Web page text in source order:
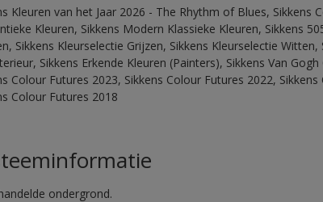
Kleuren van het Jaar 2026 - The Rhythm of Blues, Sikkens
Kleuren, Sikkens Modern Klassieke Kleuren, Sikkens
Sikkens Kleurselectie Grijzen, Sikkens Kleurselectie
Sikkens Erkende Kleuren (Painters), Sikkens Van
Colour Futures 2023, Sikkens Colour Futures 2022,
Colour Futures 2018
ondergrond.